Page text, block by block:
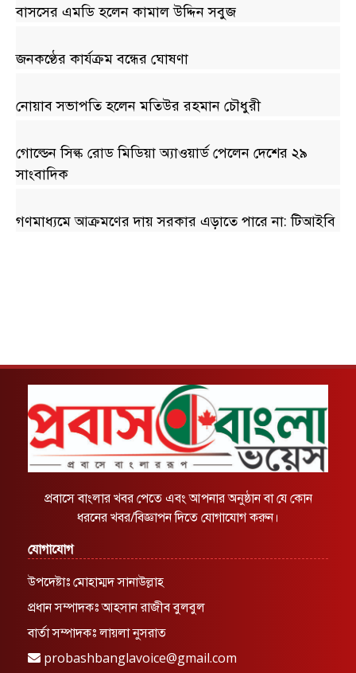
বাসসের এমডি হলেন কামাল উদ্দিন সবুজ
জনকণ্ঠের কার্যক্রম বন্ধের ঘোষণা
নোয়াব সভাপতি হলেন মতিউর রহমান চৌধুরী
গোল্ডেন সিল্ক রোড মিডিয়া অ্যাওয়ার্ড পেলেন দেশের ২৯
সাংবাদিক
গণমাধ্যমে আক্রমণের দায় সরকার এড়াতে পারে না: টিআইবি
প্রবাসে বাংলার খবর পেতে এবং আপনার অনুষ্ঠান বা যে কোন
ধরনের খবর/বিজ্ঞাপন দিতে যোগাযোগ করুন।
যোগাযোগ
উপদেষ্টাঃ মোহাম্মদ সানাউল্লাহ
প্রধান সম্পাদকঃ আহসান রাজীব বুলবুল
বার্তা সম্পাদকঃ লায়লা নুসরাত
probashbanglavoice@gmail.com